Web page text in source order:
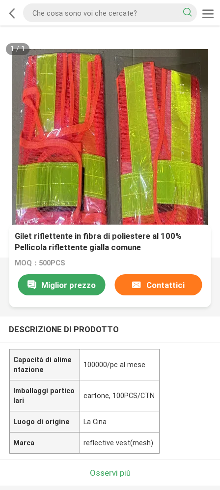
1/1
Gilet riflettente in fibra di poliestere al 100%
Pellicola riflettente gialla comune
MOQ：500PCS
Miglior prezzo Contattici
DESCRIZIONE DI PRODOTTO
Capacità di alime
ntazione
100000/pc al mese
Imballaggi partico
lari
cartone, 100PCS/CTN
Luogo di origine La Cina
Marca reflective vest(mesh)
Osservi più